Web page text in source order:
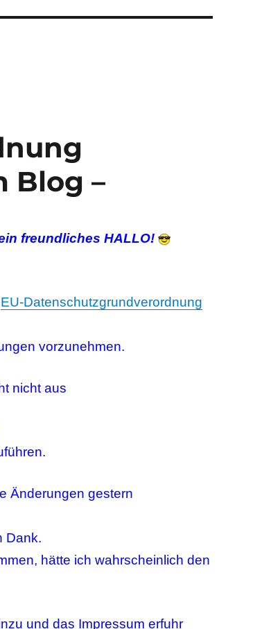
Blog –
freundliches HALLO!
EU-Datenschutzgrundverordnung
vorzunehmen.
nicht aus
Änderungen gestern
Dank.
hätte ich wahrscheinlich den
und das Impressum erfuhr